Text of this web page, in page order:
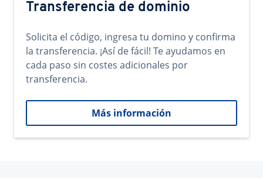
Transferencia de dominio
Solicita el código, ingresa tu domino y confirma
la transferencia. ¡Así de fácil! Te ayudamos en
cada paso sin costes adicionales por
transferencia.
Más información